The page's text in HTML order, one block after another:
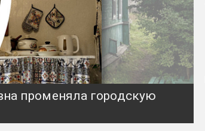
променяла городскую